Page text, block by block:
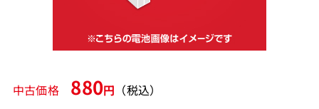
中古価格 880円 （税込）